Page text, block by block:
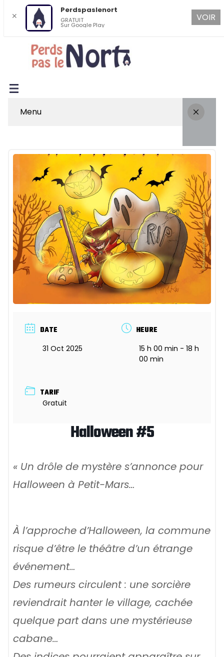
Menu
DATE
31 Oct 2025
HEURE
15 h 00 min - 18 h
00 min
TARIF
Gratuit
Halloween #5
« Un drôle de mystère s’annonce pour
Halloween à Petit-Mars…
À l’approche d’Halloween, la commune
risque d’être le théâtre d’un étrange
événement…
Des rumeurs circulent : une sorcière
reviendrait hanter le village, cachée
quelque part dans une mystérieuse
cabane…
✕
Perdspaslenort
GRATUIT
Sur Google Play
VOIR